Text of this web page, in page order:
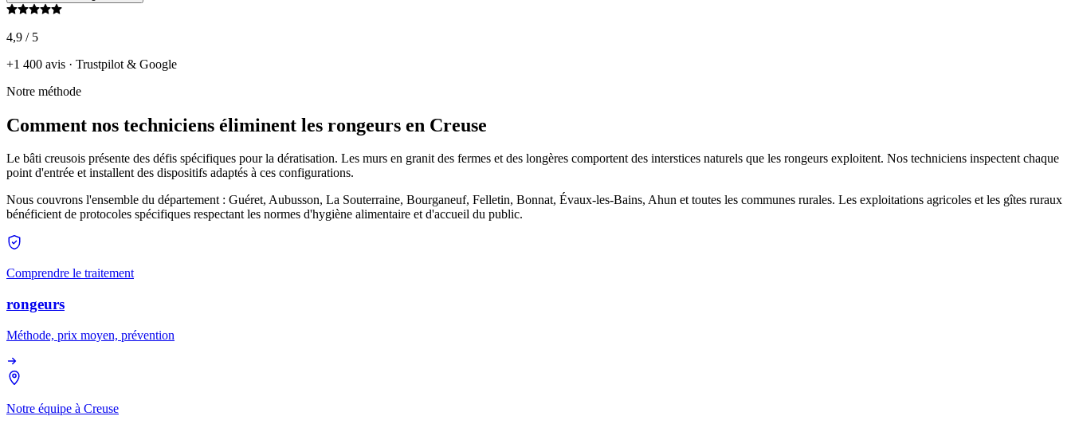
4,9 / 5
+1 400 avis · Trustpilot & Google
Notre méthode
Comment nos techniciens éliminent les rongeurs en Creuse
Le bâti creusois présente des défis spécifiques pour la dératisation. Les murs en granit des fermes et des longères comportent des interstices naturels que les rongeurs exploitent. Nos techniciens inspectent chaque
point d'entrée et installent des dispositifs adaptés à ces configurations.
Nous couvrons l'ensemble du département : Guéret, Aubusson, La Souterraine, Bourganeuf, Felletin, Bonnat, Évaux-les-Bains, Ahun et toutes les communes rurales. Les exploitations agricoles et les gîtes ruraux
bénéficient de protocoles spécifiques respectant les normes d'hygiène alimentaire et d'accueil du public.
Comprendre le traitement
rongeurs
Méthode, prix moyen, prévention
Notre équipe à Creuse